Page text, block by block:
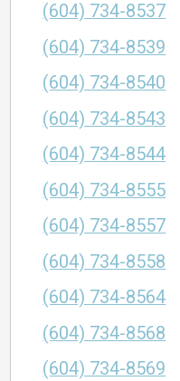
(604) 734-8537
(604) 734-8539
(604) 734-8540
(604) 734-8543
(604) 734-8544
(604) 734-8555
(604) 734-8557
(604) 734-8558
(604) 734-8564
(604) 734-8568
(604) 734-8569